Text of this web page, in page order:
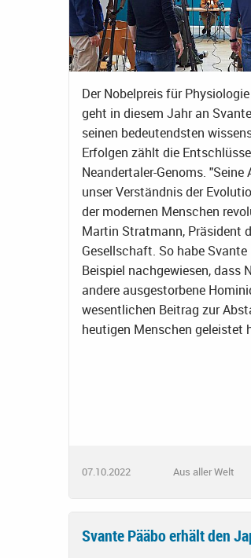
Der Nobelpreis für
geht in diesem Jahr an
seinen bedeutendsten
Erfolgen zählt die
Neandertaler-Genoms. "Seine
unser Verständnis der
der modernen Menschen
Martin Stratmann, Präsident
Gesellschaft. So habe
Beispiel nachgewiesen, dass
andere ausgestorbene
wesentlichen Beitrag zur
heutigen Menschen geleistet
07.10.2022 Aus aller Welt
Svante Pääbo erhält den